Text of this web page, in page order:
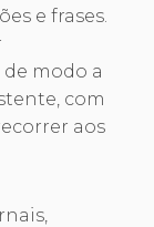
e frases.
modo a
com
aos